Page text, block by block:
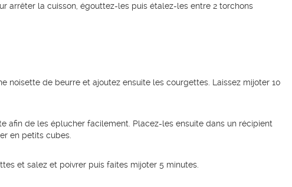
arrêter la cuisson, égouttez-les puis étalez-les entre 2 torchons
noisette de beurre et ajoutez ensuite les courgettes. Laissez mijoter 10
afin de les éplucher facilement. Placez-les ensuite dans un récipient
en petits cubes.
et salez et poivrer puis faites mijoter 5 minutes.